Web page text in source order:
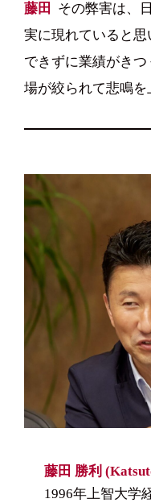
藤田
その弊害は、
実に現れていると
できずに業績がき
場が絞られて悲鳴を
藤田 勝利
1996年上智大学